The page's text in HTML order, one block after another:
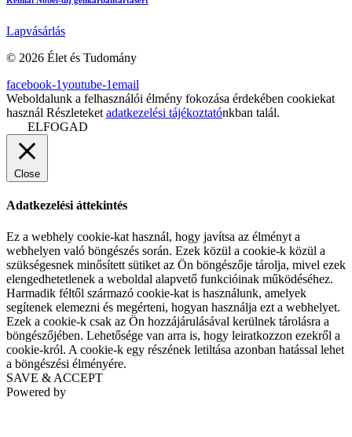
Lapvásárlás
© 2026 Élet és Tudomány
facebook-1youtube-1email
Weboldalunk a felhasználói élmény fokozása érdekében cookiekat
használ Részleteket adatkezelési tájékoztatónkban talál.
ELFOGAD
Close
Adatkezelési áttekintés
Ez a webhely cookie-kat használ, hogy javítsa az élményt a
webhelyen való böngészés során. Ezek közül a cookie-k közül a
szükségesnek minősített sütiket az Ön böngészője tárolja, mivel ezek
elengedhetetlenek a weboldal alapvető funkcióinak működéséhez.
Harmadik féltől származó cookie-kat is használunk, amelyek
segítenek elemezni és megérteni, hogyan használja ezt a webhelyet.
Ezek a cookie-k csak az Ön hozzájárulásával kerülnek tárolásra a
böngészőjében. Lehetősége van arra is, hogy leiratkozzon ezekről a
cookie-król. A cookie-k egy részének letiltása azonban hatással lehet
a böngészési élményére.
SAVE & ACCEPT
Powered by